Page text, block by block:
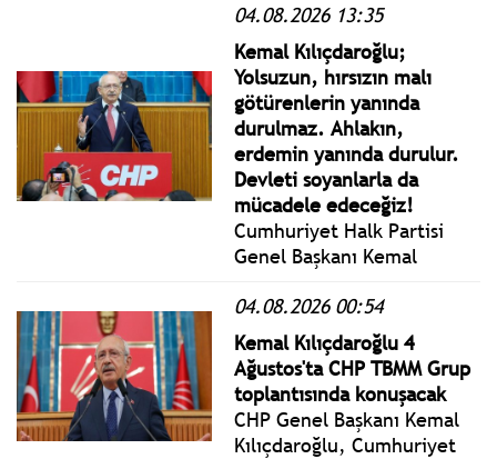
gerçekleştirilen Merkez
Yönetim Kurulu (MYK)
toplantısının ardından basın
mensuplarının karşısına
çıktı.
04.08.2026 13:35
Kemal Kılıçdaroğlu;
Yolsuzun, hırsızın malı
götürenlerin yanında
durulmaz. Ahlakın,
erdemin yanında durulur.
Devleti soyanlarla da
mücadele edeceğiz!
Cumhuriyet Halk Partisi
Genel Başkanı Kemal
soyanlarla da mücadele
edeceğiz. Beşli çetelerle
de mücadele edeceğiz.
Devletin hazinesini
soyanlarla boşaltanlarla da
mücadele edeceğiz"
04.08.2026 00:54
Kemal Kılıçdaroğlu 4
Ağustos'ta CHP TBMM Grup
toplantısında konuşacak
CHP Genel Başkanı Kemal
Kılıçdaroğlu, Cumhuriyet